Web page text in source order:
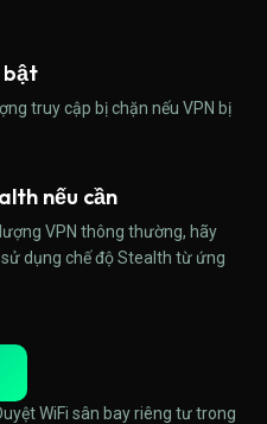
bật
truy cập bị chặn nếu VPN bị
nếu cần
VPN thông thường, hãy
dụng chế độ Stealth từ ứng
WiFi sân bay riêng tư trong